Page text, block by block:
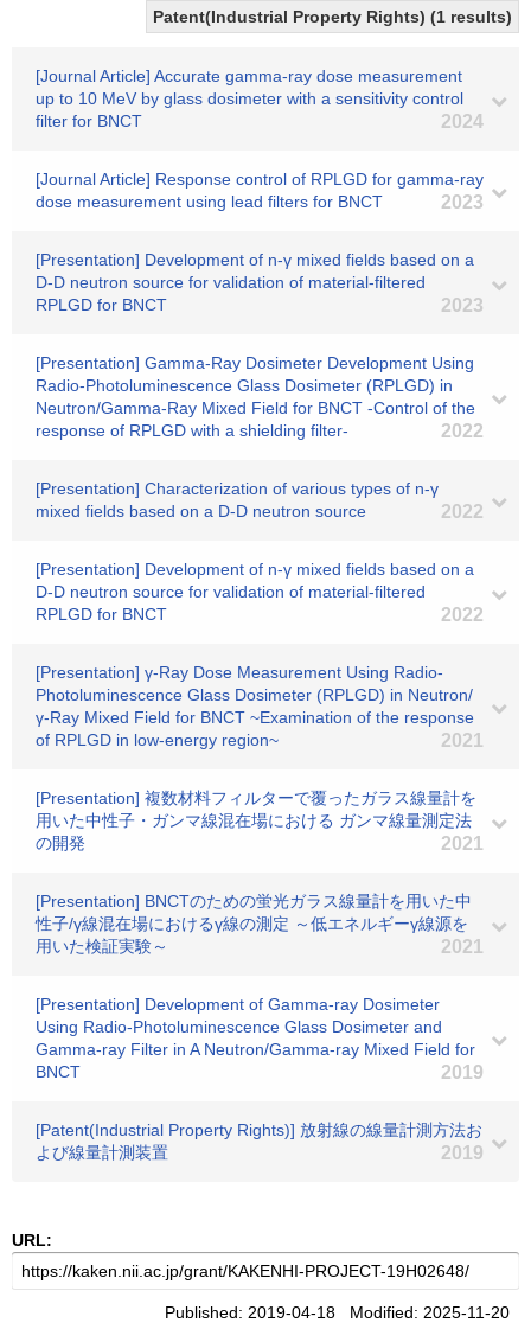
Patent(Industrial Property Rights) (1 results)
[Journal Article] Accurate gamma-ray dose measurement
up to 10 MeV by glass dosimeter with a sensitivity control
filter for BNCT
2024
[Journal Article] Response control of RPLGD for gamma-ray
dose measurement using lead filters for BNCT
2023
[Presentation] Development of n-γ mixed fields based on a
D-D neutron source for validation of material-filtered
RPLGD for BNCT
2023
[Presentation] Gamma-Ray Dosimeter Development Using
Radio-Photoluminescence Glass Dosimeter (RPLGD) in
Neutron/Gamma-Ray Mixed Field for BNCT -Control of the
response of RPLGD with a shielding filter-
2022
[Presentation] Characterization of various types of n-γ
mixed fields based on a D-D neutron source
2022
[Presentation] Development of n-γ mixed fields based on a
D-D neutron source for validation of material-filtered
RPLGD for BNCT
2022
[Presentation] γ-Ray Dose Measurement Using Radio-
Photoluminescence Glass Dosimeter (RPLGD) in Neutron/
γ-Ray Mixed Field for BNCT ~Examination of the response
of RPLGD in low-energy region~
2021
[Presentation] 複数材料フィルターで覆ったガラス線量計を
用いた中性子・ガンマ線混在場における ガンマ線量測定法
の開発
2021
[Presentation] BNCTのための蛍光ガラス線量計を用いた中
性子/γ線混在場におけるγ線の測定 ～低エネルギーγ線源を
用いた検証実験～
2021
[Presentation] Development of Gamma-ray Dosimeter
Using Radio-Photoluminescence Glass Dosimeter and
Gamma-ray Filter in A Neutron/Gamma-ray Mixed Field for
BNCT
2019
[Patent(Industrial Property Rights)] 放射線の線量計測方法お
よび線量計測装置
2019
URL:
Published: 2019-04-18 Modified: 2025-11-20